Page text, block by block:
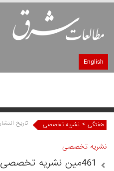
English
هفتگی > نشریه تخصصی تاریخ انتشار
نشریه تخصصی
461مین نشریه تخصصی "مطالعات شرق"